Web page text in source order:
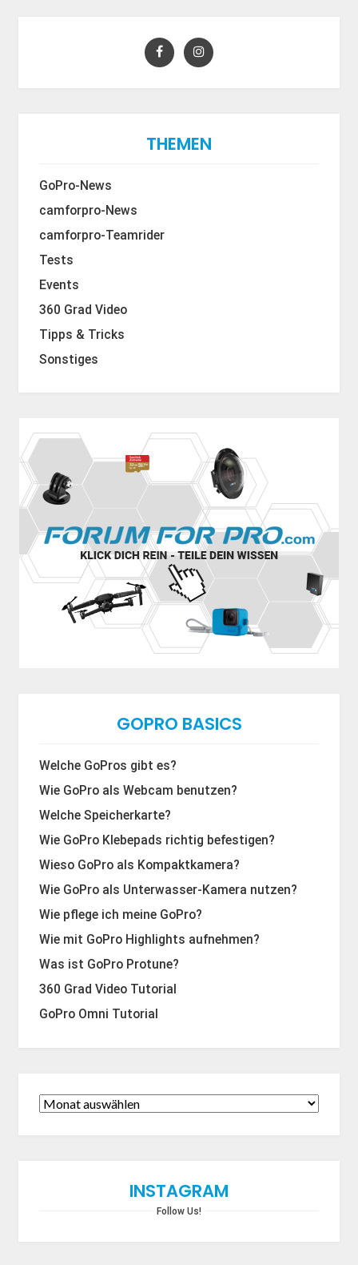
THEMEN
GoPro-News
camforpro-News
camforpro-Teamrider
Tests
Events
360 Grad Video
Tipps & Tricks
Sonstiges
GOPRO BASICS
Welche GoPros gibt es?
Wie GoPro als Webcam benutzen?
Welche Speicherkarte?
Wie GoPro Klebepads richtig befestigen?
Wieso GoPro als Kompaktkamera?
Wie GoPro als Unterwasser-Kamera nutzen?
Wie pflege ich meine GoPro?
Wie mit GoPro Highlights aufnehmen?
Was ist GoPro Protune?
360 Grad Video Tutorial
GoPro Omni Tutorial
INSTAGRAM
Follow Us!